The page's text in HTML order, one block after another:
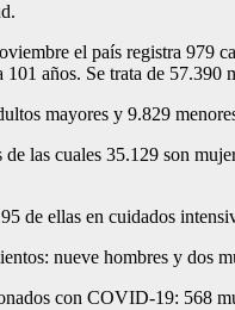
el país registra 979
años. Se trata de
mayores y 9.829
las cuales 35.129 son
de ellas en cuidados
nueve hombres y
con COVID-19: 568